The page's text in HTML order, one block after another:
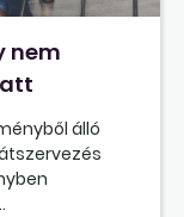
nem
álló